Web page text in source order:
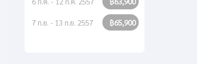
7 ก.ย. - 13 ก.ย. 2557 ฿65,900